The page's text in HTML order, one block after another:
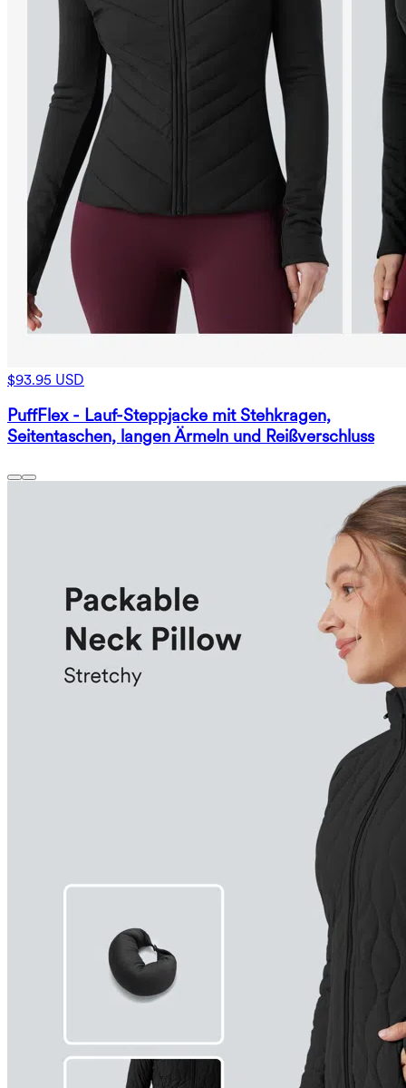
$93.95 USD
PuffFlex - Lauf-Steppjacke mit Stehkragen,
Seitentaschen, langen Ärmeln und Reißverschluss